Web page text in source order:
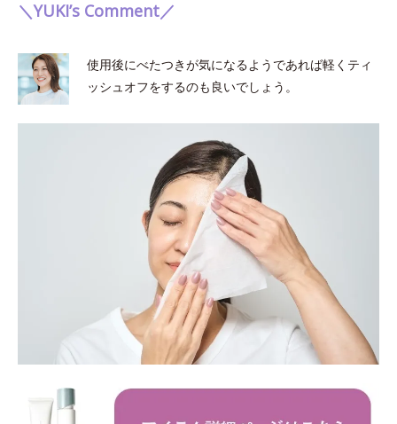
＼YUKI’s Comment／
使用後にべたつきが気になるようであれば軽くティ
ッシュオフをするのも良いでしょう。